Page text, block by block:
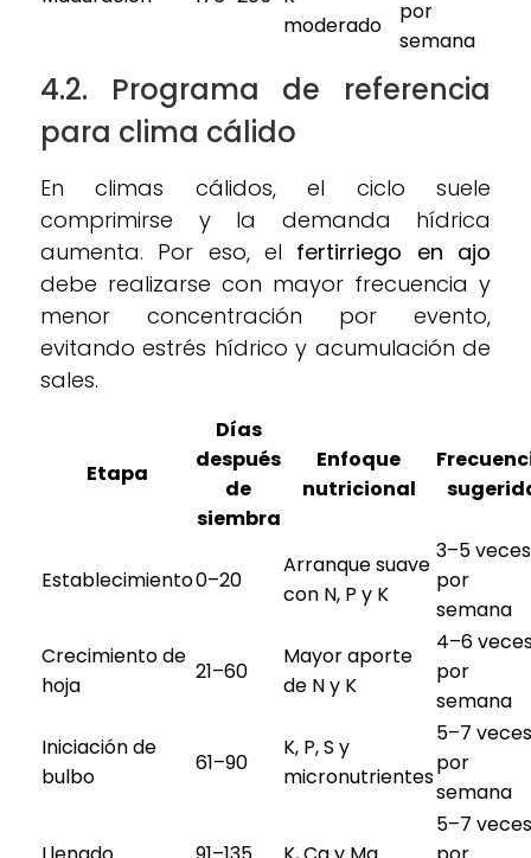
moderado
por
semana
4.2. Programa de referencia
para clima cálido
En climas cálidos, el ciclo suele
comprimirse y la demanda hídrica
aumenta. Por eso, el fertirriego en ajo
debe realizarse con mayor frecuencia y
menor concentración por evento,
evitando estrés hídrico y acumulación de
sales.
Etapa
Días
después
de
siembra
Enfoque
nutricional
Establecimiento0–20
Arranque suave
con N, P y K
3–5 veces
por
semana
Crecimiento de
hoja
21–60
Mayor aporte
de N y K
4–6
por
semana
Iniciación de
bulbo
61–90
K, P, S y
micronutrientes
5–7 veces
por
semana
5–7 veces